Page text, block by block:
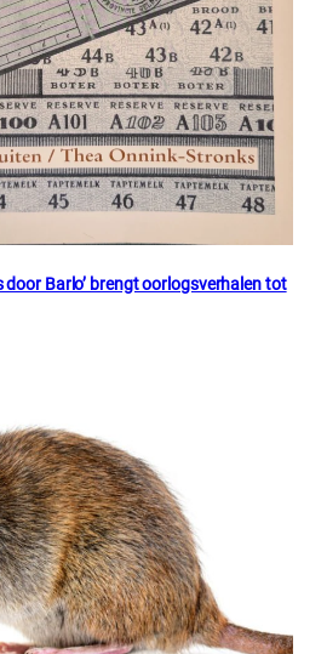
door Barlo’ brengt oorlogsverhalen tot